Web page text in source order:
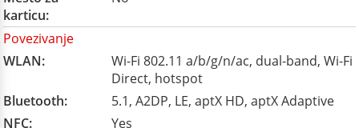
karticu:
Povezivanje
WLAN:
Wi-Fi 802.11 a/b/g/n/ac, dual-band, Wi-Fi
Direct, hotspot
Bluetooth:
5.1, A2DP, LE, aptX HD, aptX Adaptive
NFC:
Yes